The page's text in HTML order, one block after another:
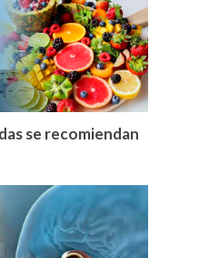
se recomiendan